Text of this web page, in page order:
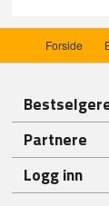
Forside
Partnere
Logg inn